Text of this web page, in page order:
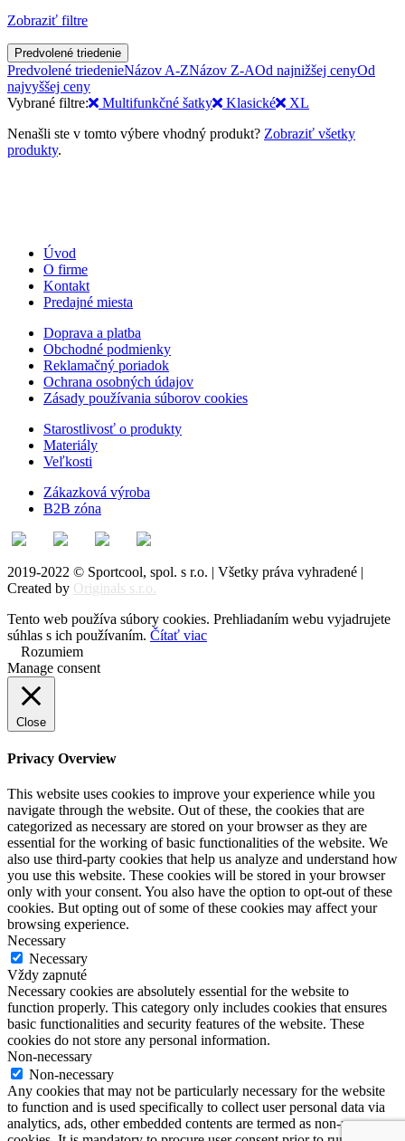
Zobraziť filtre
Predvolené triedenie
Predvolené triedenieNázov A-ZNázov Z-AOd najnižšej cenyOd
najvyššej ceny
Vybrané filtre:
Multifunkčné šatky Klasické
XL
Nenašli ste v tomto výbere vhodný produkt? Zobraziť všetky
produkty.
Úvod
O firme
Kontakt
Predajné miesta
Doprava a platba
Obchodné podmienky
Reklamačný poriadok
Ochrana osobných údajov
Zásady používania súborov cookies
Starostlivosť o produkty
Materiály
Veľkosti
Zákazková výroba
B2B zóna
2019-2022 © Sportcool, spol. s r.o. | Všetky práva vyhradené |
Created by Originals s.r.o.
Tento web používa súbory cookies. Prehliadaním webu vyjadrujete
súhlas s ich používaním. Čítať viac
Rozumiem
Manage consent
Close
Privacy Overview
This website uses cookies to improve your experience while you
navigate through the website. Out of these, the cookies that are
categorized as necessary are stored on your browser as they are
essential for the working of basic functionalities of the website. We
also use third-party cookies that help us analyze and understand how
you use this website. These cookies will be stored in your browser
only with your consent. You also have the option to opt-out of these
cookies. But opting out of some of these cookies may affect your
browsing experience.
Necessary
Necessary
Vždy zapnuté
Necessary cookies are absolutely essential for the website to
function properly. This category only includes cookies that ensures
basic functionalities and security features of the website. These
cookies do not store any personal information.
Non-necessary
Non-necessary
Any cookies that may not be particularly necessary for the website
to function and is used specifically to collect user personal data via
analytics, ads, other embedded contents are termed as non-necessary